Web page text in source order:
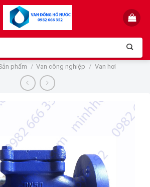
phẩm / Van công nghiệp / Van hơi